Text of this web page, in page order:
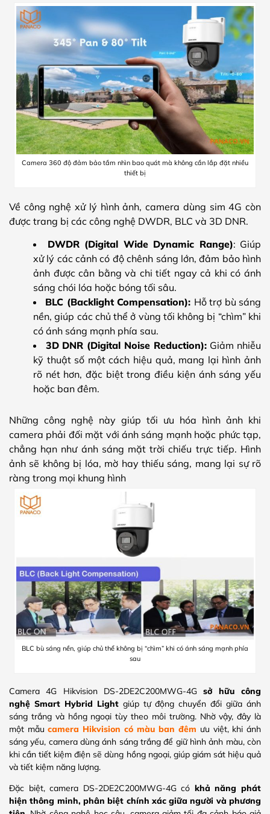
Camera 360 độ đảm bảo tầm nhìn bao quát mà không cần lắp đặt nhiều
thiết bị
Về công nghệ xử lý hình ảnh, camera dùng sim 4G còn
được trang bị các công nghệ DWDR, BLC và 3D DNR.
DWDR (Digital Wide Dynamic Range): Giúp
xử lý các cảnh có độ chênh sáng lớn, đảm bảo hình
ảnh được cân bằng và chi tiết ngay cả khi có ánh
sáng chói lóa hoặc bóng tối sâu.
BLC (Backlight Compensation): Hỗ trợ bù sáng
nền, giúp các chủ thể ở vùng tối không bị “chìm” khi
có ánh sáng mạnh phía sau.
3D DNR (Digital Noise Reduction): Giảm nhiễu
kỹ thuật số một cách hiệu quả, mang lại hình ảnh
rõ nét hơn, đặc biệt trong điều kiện ánh sáng yếu
hoặc ban đêm.
Những công nghệ này giúp tối ưu hóa hình ảnh khi
camera phải đối mặt với ánh sáng mạnh hoặc phức tạp,
chẳng hạn như ánh sáng mặt trời chiếu trực tiếp. Hình
ảnh sẽ không bị lóa, mờ hay thiếu sáng, mang lại sự rõ
ràng trong mọi khung hình
BLC bù sáng nền, giúp chủ thể không bị “chìm” khi có ánh sáng mạnh phía
sau
Camera 4G Hikvision DS-2DE2C200MWG-4Gsở hữu công
nghệ Smart Hybrid Lightgiúp tự động chuyển đổi giữa ánh
sáng trắng và hồng ngoại tùy theo môi trường. Nhờ vậy, đây là
một mẫucamera Hikvision có màu ban đêm ưu việt, khi ánh
sáng yếu, camera dùng ánh sáng trắng để giữ hình ảnh màu, còn
khi cần tiết kiệm điện sẽ dùng hồng ngoại, giúp giám sát hiệu quả
và tiết kiệm năng lượng.
Đặc biệt, camera DS-2DE2C200MWG-4G có khả năng phát
hiện thông minh, phân biệt chính xác giữa người và phương